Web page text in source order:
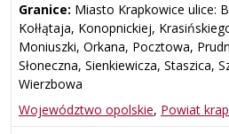
Granice: Miasto Krapkowice ulice:
Kołłątaja, Konopnickiej,
Moniuszki, Orkana, Pocztowa,
Słoneczna, Sienkiewicza, Staszica,
Wierzbowa
Województwo opolskie, Powiat